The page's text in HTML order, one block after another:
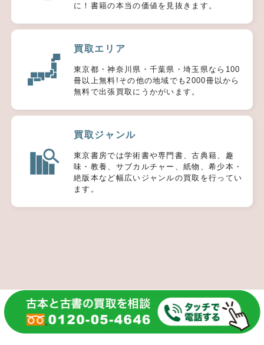
に！書籍の本当の価値を見抜きます。
買取エリア
東京都・神奈川県・千葉県・埼玉県なら100
冊以上無料!その他の地域でも2000冊以から
無料で出張買取にうかがいます。
買取ジャンル
東京書房では学術書や専門書、古典籍、趣
味・教養、サブカルチャー、紙物、希少本・
絶版本など幅広いジャンルの買取を行ってい
ます。